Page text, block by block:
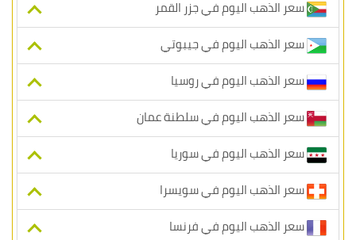
سعر الذهب اليوم في جزر القمر
سعر الذهب اليوم في جيبوتي
سعر الذهب اليوم في روسيا
سعر الذهب اليوم في سلطنة عمان
سعر الذهب اليوم في سوريا
سعر الذهب اليوم في سويسرا
سعر الذهب اليوم في فرنسا